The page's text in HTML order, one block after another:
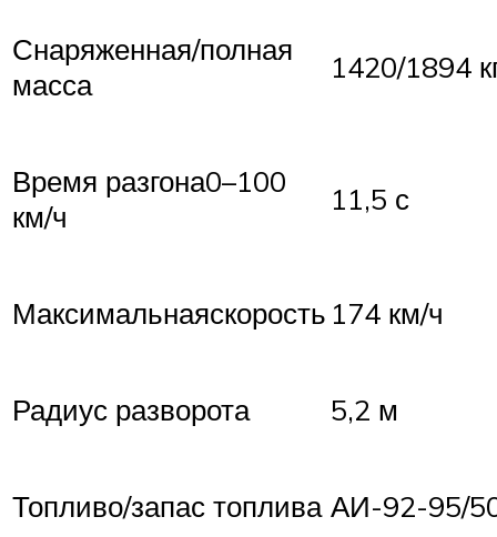
Снаряженная/полная
масса
1420/1894
Время разгона0–100
км/ч
11,5 с
Максимальнаяскорость 174 км/ч
Радиус разворота 5,2 м
Топливо/запас топлива АИ-92-95/